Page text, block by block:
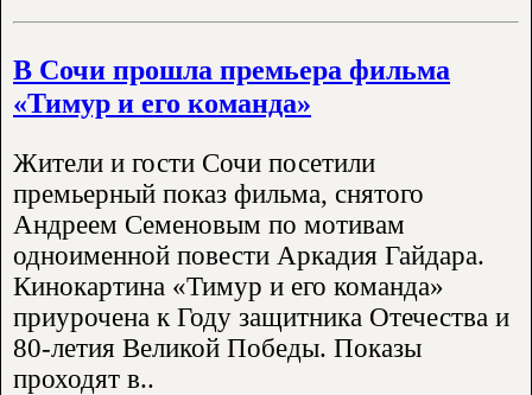
В Сочи прошла премьера фильма
«Тимур и его команда»
Жители и гости Сочи посетили
премьерный показ фильма, снятого
Андреем Семеновым по мотивам
одноименной повести Аркадия Гайдара.
Кинокартина «Тимур и его команда»
приурочена к Году защитника Отечества и
80-летия Великой Победы. Показы
проходят в..